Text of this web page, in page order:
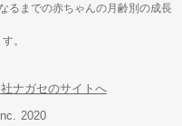
るまでの赤ちゃんの月齢別の成長
。
ナガセのサイトへ
2020